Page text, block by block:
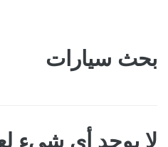
بحث سيارات
لا يوجد أى شىء